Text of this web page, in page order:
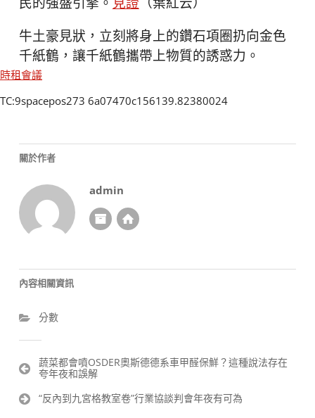
民的強盛引擎。見證（葉紅云）
牛土豪見狀，立刻將身上的鑽石項圈扔向金色
千紙鶴，讓千紙鶴攜帶上物質的誘惑力。
時租會議
TC:9spacepos273 6a07470c156139.82380024
關於作者
admin
內容相關資訊
分數
文
章
導
覽
蔬菜都會噴OSDER奧斯德德系車甲醛保鮮？這種說法存在
夸年夜和誤解
“反內到九宮格教室卷”行業協談判會年夜有可為